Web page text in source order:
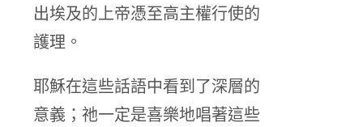
出埃及的上帝憑至高主權行使的
護理。
耶穌在這些話語中看到了深層的
意義；祂一定是喜樂地唱著這些